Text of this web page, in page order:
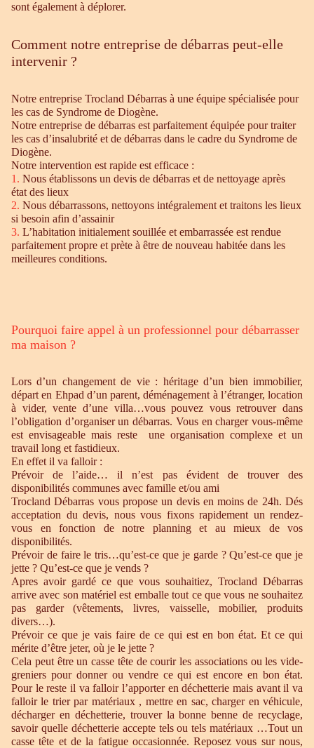
sont également à déplorer.
Comment notre entreprise de débarras peut-elle
intervenir ?
Notre entreprise Trocland Débarras à une équipe spécialisée pour
les cas de Syndrome de Diogène.
Notre entreprise de débarras est parfaitement équipée pour traiter
les cas d’insalubrité et de débarras dans le cadre du Syndrome de
Diogène.
Notre intervention est rapide est efficace :
1. Nous établissons un devis de débarras et de nettoyage après
état des lieux
2. Nous débarrassons, nettoyons intégralement et traitons les lieux
si besoin afin d’assainir
3. L’habitation initialement souillée et embarrassée est rendue
parfaitement propre et prète à être de nouveau habitée dans les
meilleures conditions.
Pourquoi faire appel à un professionnel pour débarrasser
ma maison ?
Lors d’un changement de vie : héritage d’un bien immobilier,
départ en Ehpad d’un parent, déménagement à l’étranger, location
à vider, vente d’une villa…vous pouvez vous retrouver dans
l’obligation d’organiser un débarras. Vous en charger vous-même
est envisageable mais reste une organisation complexe et un
travail long et fastidieux.
En effet il va falloir :
Prévoir de l’aide… il n’est pas évident de trouver des
disponibilités communes avec famille et/ou ami
Trocland Débarras vous propose un devis en moins de 24h. Dés
acceptation du devis, nous vous fixons rapidement un rendez-
vous en fonction de notre planning et au mieux de vos
disponibilités.
Prévoir de faire le tris…qu’est-ce que je garde ? Qu’est-ce que je
jette ? Qu’est-ce que je vends ?
Apres avoir gardé ce que vous souhaitiez, Trocland Débarras
arrive avec son matériel est emballe tout ce que vous ne souhaitez
pas garder (vêtements, livres, vaisselle, mobilier, produits
divers…).
Prévoir ce que je vais faire de ce qui est en bon état. Et ce qui
mérite d’être jeter, où je le jette ?
Cela peut être un casse tête de courir les associations ou les vide-
greniers pour donner ou vendre ce qui est encore en bon état.
Pour le reste il va falloir l’apporter en déchetterie mais avant il va
falloir le trier par matériaux , mettre en sac, charger en véhicule,
décharger en déchetterie, trouver la bonne benne de recyclage,
savoir quelle déchetterie accepte tels ou tels matériaux …Tout un
casse tête et de la fatigue occasionnée. Reposez vous sur nous,